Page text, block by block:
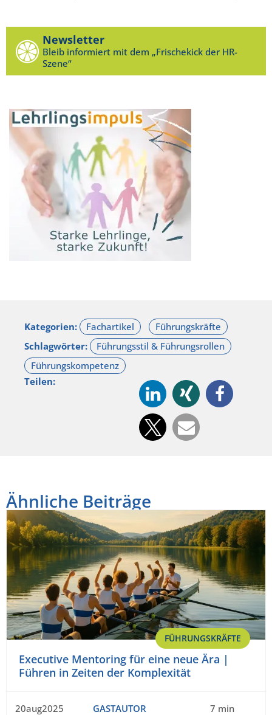
Newsletter
Bleib informiert mit dem „Frischekick der HR-
Szene“
Kategorien:
Schlagwörter:
Teilen:
Ähnliche Beiträge
FÜHRUNGSKRÄFTE
Executive Mentoring für eine neue Ära |
Führen in Zeiten der Komplexität
20aug2025 GASTAUTOR 7 min